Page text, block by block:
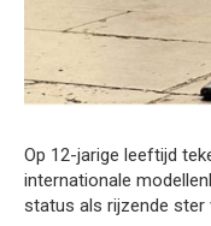
Op 12-jarige leeftijd
internationale
status als rijzende ster